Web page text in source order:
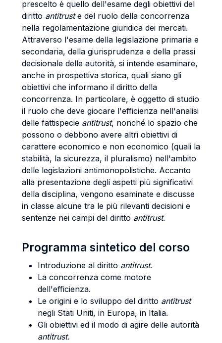
prescelto è quello dell'esame degli obiettivi del
diritto antitruste del ruolo della concorrenza
nella regolamentazione giuridica dei mercati.
Attraverso l'esame della legislazione primaria e
secondaria, della giurisprudenza e della prassi
decisionale delle autorità, si intende esaminare,
anche in prospettiva storica, quali siano gli
obiettivi che informano il diritto della
concorrenza. In particolare, è oggetto di studio
il ruolo che deve giocare l'efficienza nell'analisi
delle fattispecie antitrust, nonché lo spazio che
possono o debbono avere altri obiettivi di
carattere economico e non economico (quali la
stabilità, la sicurezza, il pluralismo) nell'ambito
delle legislazioni antimonopolistiche. Accanto
alla presentazione degli aspetti più significativi
della disciplina, vengono esaminate e discusse
in classe alcune tra le più rilevanti decisioni e
sentenze nei campi del diritto antitrust.
Programma sintetico del corso
Introduzione al diritto antitrust.
La concorrenza come motore
dell'efficienza.
Le origini e lo sviluppo del diritto antitrust
negli Stati Uniti, in Europa, in Italia.
Gli obiettivi ed il modo di agire delle autorità
antitrust.